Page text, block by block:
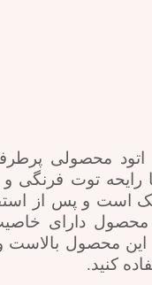
محصولی
رایحه توت فرنگی
است و پس از
محصول دارای
این محصول بالاست
کنید.